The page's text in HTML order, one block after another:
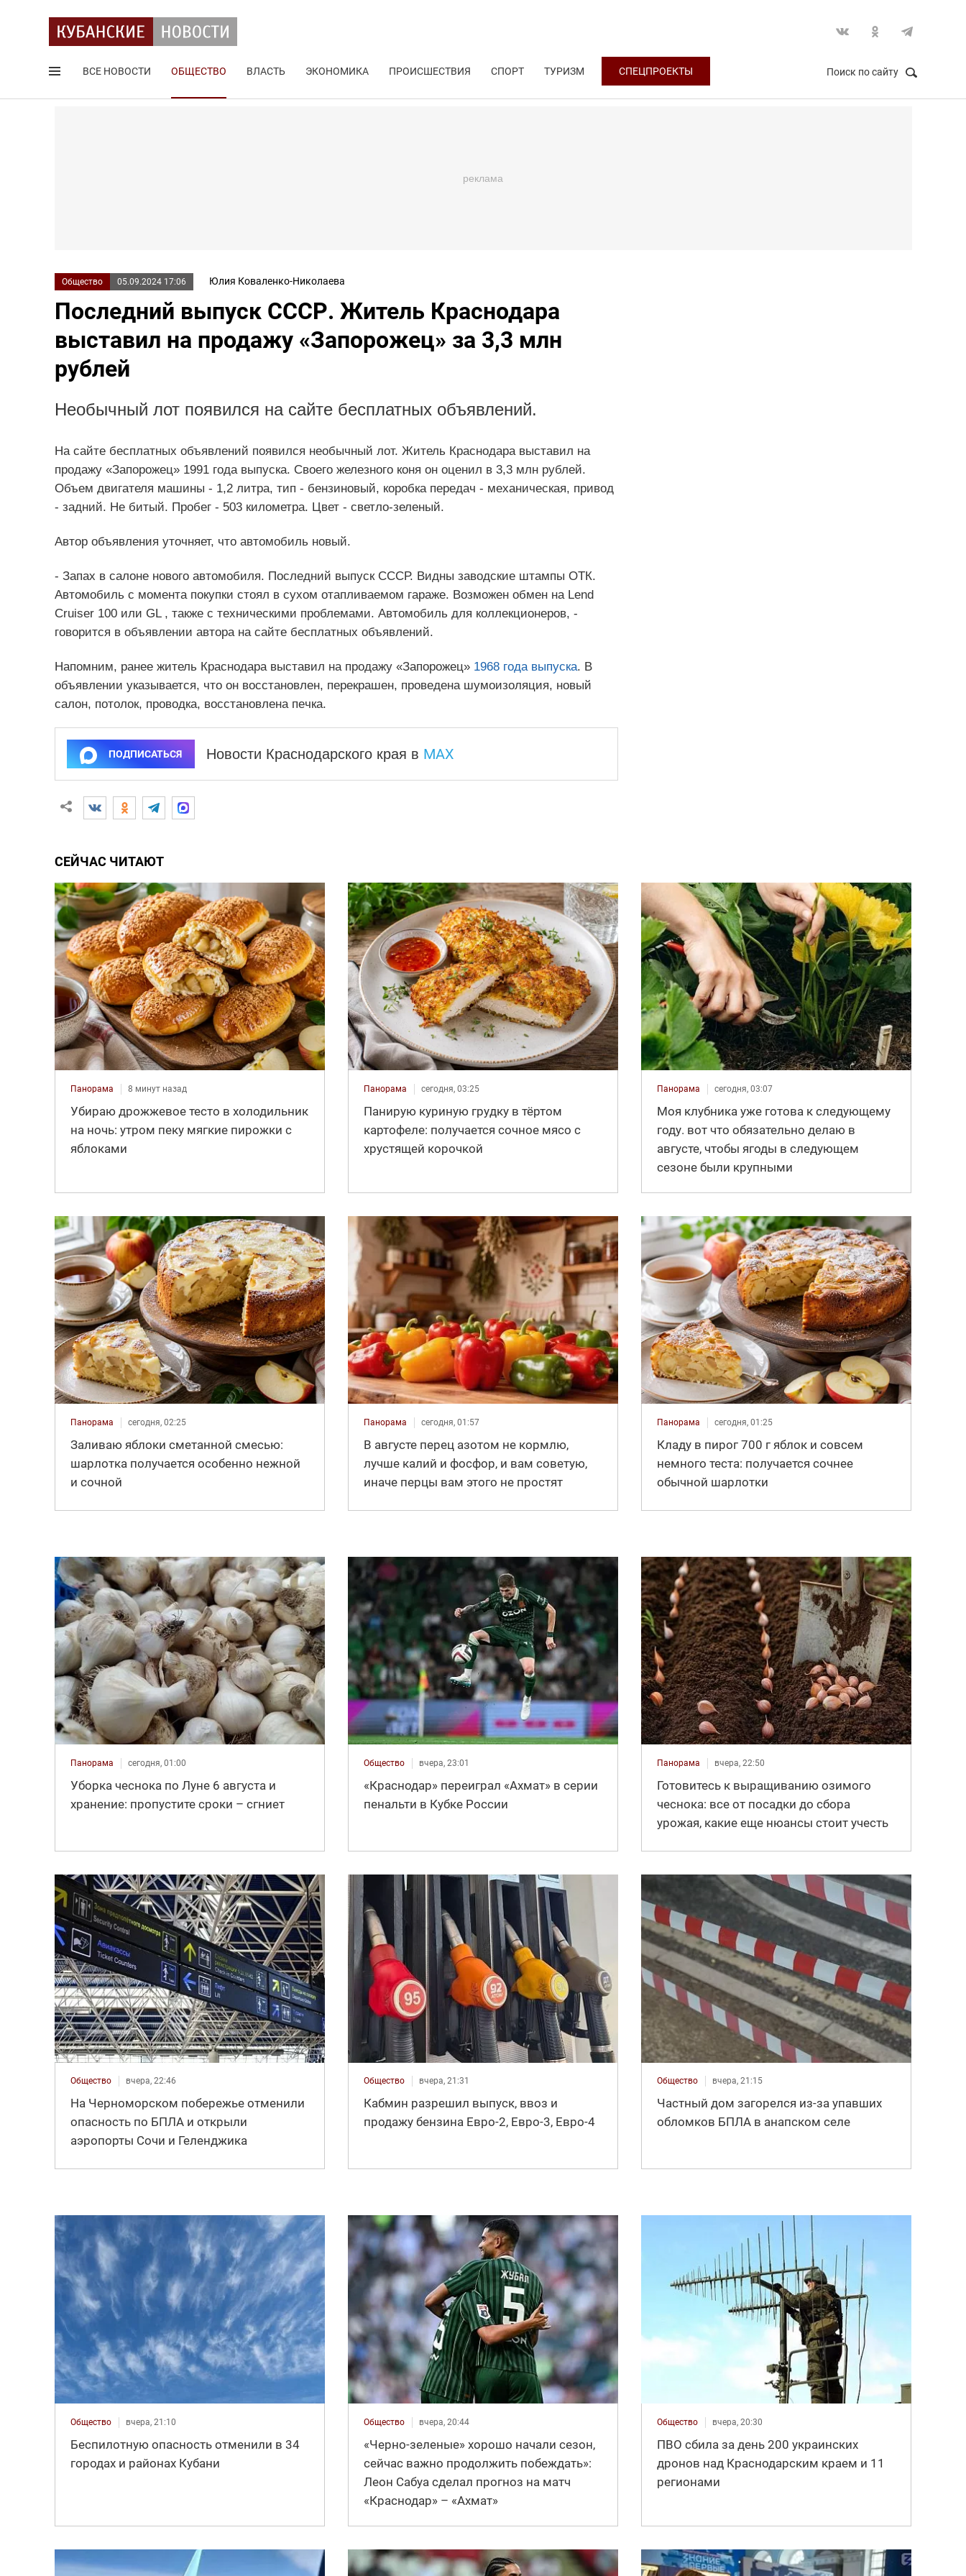
ВСЕ НОВОСТИ ОБЩЕСТВО ВЛАСТЬ ЭКОНОМИКА ПРОИСШЕСТВИЯ СПОРТ ТУРИЗМ СПЕЦПРОЕКТЫ Поиск по сайту
Общество 05.09.2024 17:06 Юлия Коваленко-Николаева
Последний выпуск СССР. Житель Краснодара
выставил на продажу «Запорожец» за 3,3 млн
рублей
Необычный лот появился на сайте бесплатных объявлений.
На сайте бесплатных объявлений появился необычный лот. Житель Краснодара выставил на
продажу «Запорожец» 1991 года выпуска. Своего железного коня он оценил в 3,3 млн рублей.
Объем двигателя машины - 1,2 литра, тип - бензиновый, коробка передач - механическая, привод
- задний. Не битый. Пробег - 503 километра. Цвет - светло-зеленый.
Автор объявления уточняет, что автомобиль новый.
- Запах в салоне нового автомобиля. Последний выпуск СССР. Видны заводские штампы ОТК.
Автомобиль с момента покупки стоял в сухом отапливаемом гараже. Возможен обмен на Lend
Cruiser 100 или GL , также с техническими проблемами. Автомобиль для коллекционеров, -
говорится в объявлении автора на сайте бесплатных объявлений.
Напомним, ранее житель Краснодара выставил на продажу «Запорожец» 1968 года выпуска. В
объявлении указывается, что он вoccтaновлeн, пeрекрашeн, проведена шумоизоляция, новый
салон, пoтoлoк, проводка, восстановлена пeчкa.
ПОДПИСАТЬСЯ Новости Краснодарского края в MAX
СЕЙЧАС ЧИТАЮТ
Панорама 8 минут назад
Убираю дрожжевое тесто в холодильник
на ночь: утром пеку мягкие пирожки с
яблоками
Панорама сегодня, 03:25
Панирую куриную грудку в тёртом
картофеле: получается сочное мясо с
хрустящей корочкой
Панорама сегодня, 03:07
Моя клубника уже готова к следующему
году. вот что обязательно делаю в
августе, чтобы ягоды в следующем
сезоне были крупными
Панорама сегодня, 02:25
Заливаю яблоки сметанной смесью:
шарлотка получается особенно нежной
и сочной
Панорама сегодня, 01:57
В августе перец азотом не кормлю,
лучше калий и фосфор, и вам советую,
иначе перцы вам этого не простят
Панорама сегодня, 01:25
Кладу в пирог 700 г яблок и совсем
немного теста: получается сочнее
обычной шарлотки
Панорама сегодня, 01:00
Уборка чеснока по Луне 6 августа и
хранение: пропустите сроки – сгниет
Общество вчера, 23:01
«Краснодар» переиграл «Ахмат» в серии
пенальти в Кубке России
Панорама вчера, 22:50
Готовитесь к выращиванию озимого
чеснока: все от посадки до сбора
урожая, какие еще нюансы стоит учесть
Общество вчера, 22:46
На Черноморском побережье отменили
опасность по БПЛА и открыли
аэропорты Сочи и Геленджика
Общество вчера, 21:31
Кабмин разрешил выпуск, ввоз и
продажу бензина Евро-2, Евро-3, Евро-4
Общество вчера, 21:15
Частный дом загорелся из-за упавших
обломков БПЛА в анапском селе
Общество вчера, 21:10
Беспилотную опасность отменили в 34
городах и районах Кубани
Общество вчера, 20:44
«Черно-зеленые» хорошо начали сезон,
сейчас важно продолжить побеждать»:
Леон Сабуа сделал прогноз на матч
«Краснодар» – «Ахмат»
Общество вчера, 20:30
ПВО сбила за день 200 украинских
дронов над Краснодарским краем и 11
регионами